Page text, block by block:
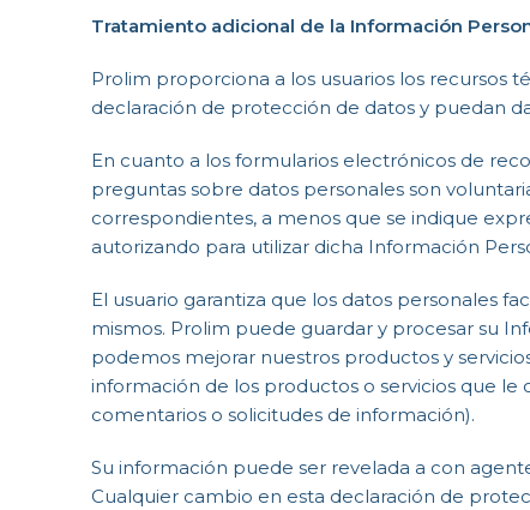
Tratamiento adicional de la Información
Prolim proporciona a los usuarios los recursos
declaración de protección de datos y puedan
En cuanto a los formularios electrónicos de
preguntas sobre datos personales son
correspondientes, a menos que se indique
autorizando para utilizar dicha Información
El usuario garantiza que los datos personales
mismos. Prolim puede guardar y procesar su
podemos mejorar nuestros productos y
información de los productos o servicios que
comentarios o solicitudes de información).
Su información puede ser revelada a con
Cualquier cambio en esta declaración de